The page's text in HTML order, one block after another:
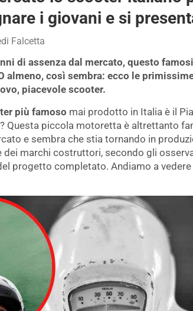
i giovani e si
Falcetta
di assenza dal mercato, questo
almeno, così sembra: ecco le
piacevole scooter.
più famoso mai prodotto in Italia è il
Questa piccola motoretta è altrettanto
e sembra che stia tornando in
dei marchi costruttori, secondo gli
progetto completato. Andiamo a